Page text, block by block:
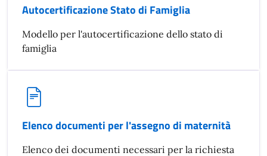
Autocertificazione Stato di Famiglia
Modello per l'autocertificazione dello stato di
famiglia
Elenco documenti per l'assegno di maternità
Elenco dei documenti necessari per la richiesta